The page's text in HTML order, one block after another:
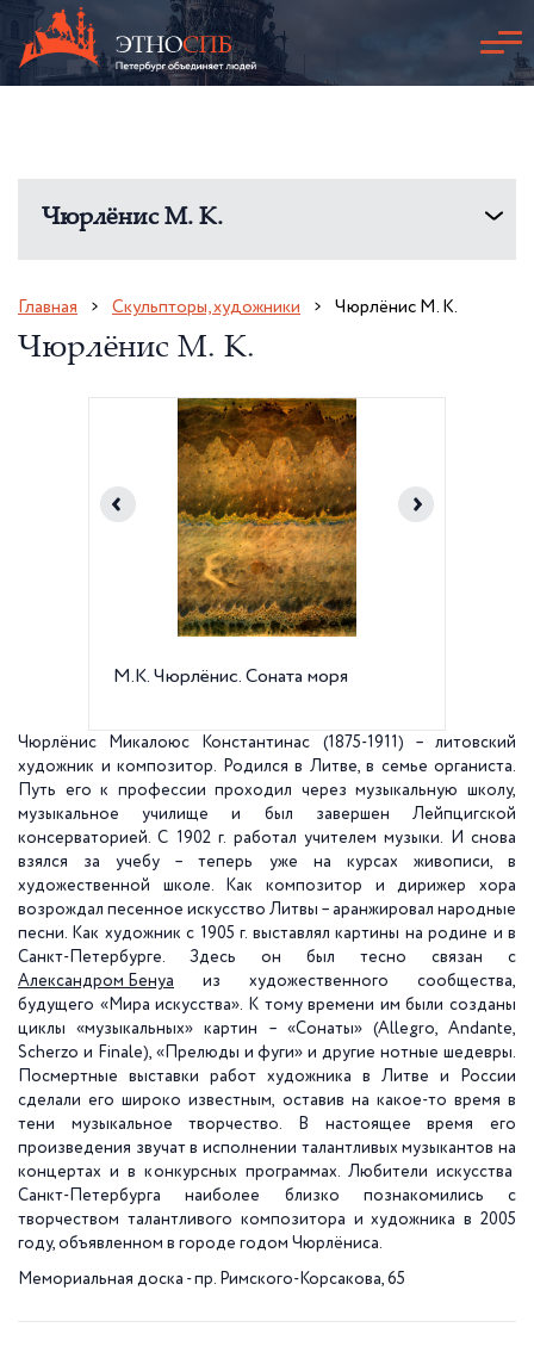
Чюрлёнис М. К.
Главная Скульпторы, художники Чюрлёнис М. К.
Чюрлёнис М. К.
М.К. Чюрлёнис. Соната моря
Чюрлёнис Микалоюс Константинас (1875-1911) – литовский
художник и композитор. Родился в Литве, в семье органиста.
Путь его к профессии проходил через музыкальную школу,
музыкальное училище и был завершен Лейпцигской
консерваторией. С 1902 г. работал учителем музыки. И снова
взялся за учебу – теперь уже на курсах живописи, в
художественной школе. Как композитор и дирижер хора
возрождал песенное искусство Литвы – аранжировал народные
песни. Как художник с 1905 г. выставлял картины на родине и в
Санкт-Петербурге. Здесь он был тесно связан с
Александром Бенуа из художественного сообщества,
будущего «Мира искусства». К тому времени им были созданы
циклы «музыкальных» картин – «Сонаты» (Allegro, Andante,
Scherzo и Finale), «Прелюды и фуги» и другие нотные шедевры.
Посмертные выставки работ художника в Литве и России
сделали его широко известным, оставив на какое-то время в
тени музыкальное творчество. В настоящее время его
произведения звучат в исполнении талантливых музыкантов на
концертах и в конкурсных программах. Любители искусства
Санкт-Петербурга наиболее близко познакомились с
творчеством талантливого композитора и художника в 2005
году, объявленном в городе годом Чюрлёниса.
Мемориальная доска - пр. Римского-Корсакова, 65